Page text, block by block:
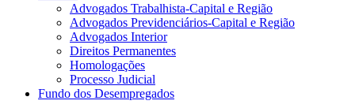
Advogados Trabalhista-Capital e Região
Advogados Previdenciários-Capital e Região
Advogados Interior
Direitos Permanentes
Homologações
Processo Judicial
Fundo dos Desempregados